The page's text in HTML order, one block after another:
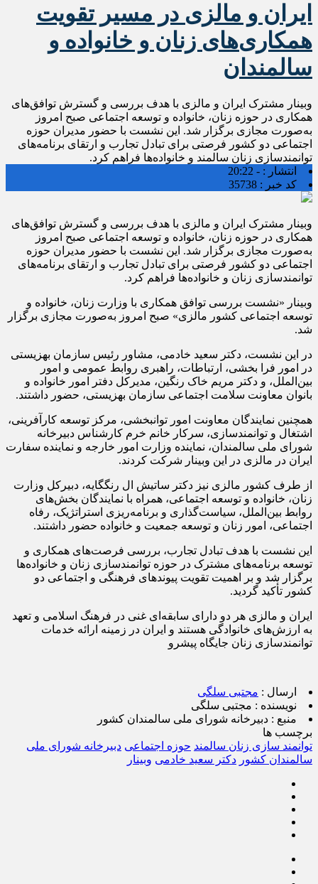
ایران و مالزی در مسیر تقویت
همکاری‌های زنان و خانواده و
سالمندان
وبینار مشترک ایران و مالزی با هدف بررسی و گسترش توافق‌های
همکاری در حوزه زنان، خانواده و توسعه اجتماعی صبح امروز
به‌صورت مجازی برگزار شد. این نشست با حضور مدیران حوزه
اجتماعی دو کشور فرصتی برای تبادل تجارب و ارتقای برنامه‌های
توانمندسازی زنان سالمند و خانواده‌ها فراهم کرد.
انتشار : - 20:22
کد خبر : 35738
وبینار مشترک ایران و مالزی با هدف بررسی و گسترش توافق‌های
همکاری در حوزه زنان، خانواده و توسعه اجتماعی صبح امروز
به‌صورت مجازی برگزار شد. این نشست با حضور مدیران حوزه
اجتماعی دو کشور فرصتی برای تبادل تجارب و ارتقای برنامه‌های
توانمندسازی زنان و خانواده‌ها فراهم کرد.
وبینار «نشست بررسی توافق همکاری با وزارت زنان، خانواده و
توسعه اجتماعی کشور مالزی» صبح امروز به‌صورت مجازی برگزار
شد.
در این نشست، دکتر سعید خادمی، مشاور رئیس سازمان بهزیستی
در امور فرا بخشی، ارتباطات، راهبری روابط عمومی و امور
بین‌الملل، و دکتر مریم خاک رنگین، مدیرکل دفتر امور خانواده و
بانوان معاونت سلامت اجتماعی سازمان بهزیستی، حضور داشتند.
همچنین نمایندگان معاونت امور توانبخشی، مرکز توسعه کارآفرینی،
اشتغال و توانمندسازی، سرکار خانم خرم کارشناس دبیرخانه
شورای ملی سالمندان، نماینده وزارت امور خارجه و نماینده سفارت
ایران در مالزی در این وبینار شرکت کردند.
از طرف کشور مالزی نیز دکتر ساتیش ال رنگگایه، دبیرکل وزارت
زنان، خانواده و توسعه اجتماعی، همراه با نمایندگان بخش‌های
روابط بین‌الملل، سیاست‌گذاری و برنامه‌ریزی استراتژیک، رفاه
اجتماعی، امور زنان و توسعه جمعیت و خانواده حضور داشتند.
این نشست با هدف تبادل تجارب، بررسی فرصت‌های همکاری و
توسعه برنامه‌های مشترک در حوزه توانمندسازی زنان و خانواده‌ها
برگزار شد و بر اهمیت تقویت پیوندهای فرهنگی و اجتماعی دو
کشور تأکید گردید.
ایران و مالزی هر دو دارای سابقه‌ای غنی در فرهنگ اسلامی و تعهد
به ارزش‌های خانوادگی هستند و ایران در زمینه ارائه خدمات
توانمندسازی زنان جایگاه پیشرو
ارسال : مجتبی سلگی
نویسنده : مجتبی سلگی
منبع : دبیرخانه شورای ملی سالمندان کشور
برچسب ها
توانمند سازی زنان سالمند حوزه اجتماعی دبیرخانه شورای ملی
سالمندان کشور دکتر سعید خادمی وبینار